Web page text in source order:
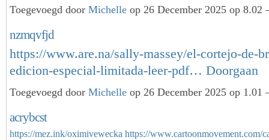
Toegevoegd door Michelle op 26 December 2025 op 8.02
nzmqvfjd
https://www.are.na/sally-massey/el-cortejo-de-
edicion-especial-limitada-leer-pdf… Doorgaan
Toegevoegd door Michelle op 26 December 2025 op 1.01
acrybcst
https://mez.ink/oximivewecka https://www.cartoonmovement.com/